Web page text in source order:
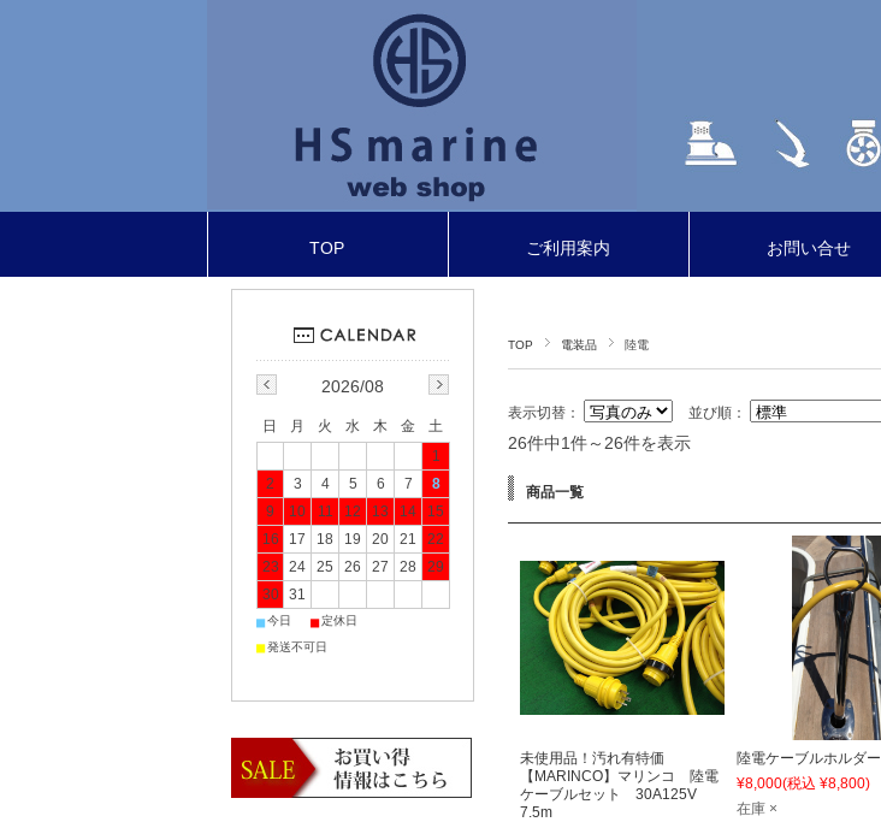
TOP ご利用案内 お問い合せ
TOP 電装品 陸電
表示切替： 並び順：
26件中1件～26件を表示
商品一覧
未使用品！汚れ有特価
【MARINCO】マリンコ 陸電
ケーブルセット 30A125V
7.5m
陸電ケーブルホルダー
¥8,000(税込 ¥8,800)
在庫 ×
2026/08
日 月 火 水 木 金
土
1
2
3 4 5 6 7
8
9
10 11 12 13 14
15
16
17 18 19 20 21
22
23
24 25 26 27 28
29
30
31
■今日 ■定休日
■発送不可日